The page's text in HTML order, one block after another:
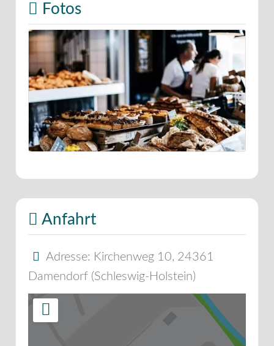
Fotos
Anfahrt
Adresse: Kirchenweg 10, 24361
Damendorf (Schleswig-Holstein)